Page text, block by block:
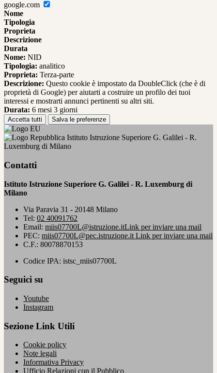
google.com
Nome
Tipologia
Proprieta
Descrizione
Durata
Nome: NID
Tipologia: analitico
Proprieta: Terza-parte
Descrizione: Questo cookie è impostato da DoubleClick (che è di
proprietà di Google) per aiutarti a costruire un profilo dei tuoi
interessi e mostrarti annunci pertinenti su altri siti.
Durata: 6 mesi 3 giorni
Accetta tutti Salva le preferenze
Istituto Istruzione Superiore G. Galilei - R.
Luxemburg di Milano
Contatti
Istituto Istruzione Superiore G. Galilei - R. Luxemburg di
Milano
Via Paravia 31 - 20148 Milano
Tel: 02 40091762
Email: miis07700L@istruzione.itLink per inviare una mail
PEC: miis07700L@pec.istruzione.it Link per inviare una mail
C.F.: 80078870153
Codice IPA: istsc_miis07700L
Seguici su
Youtube
Instagram
Sezione Link Utili
Cookie policy
Note legali
Informativa Privacy
Ufficio Relazioni con il Pubblico